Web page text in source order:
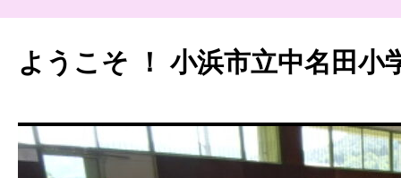
ようこそ ！ 小浜市立中名田小